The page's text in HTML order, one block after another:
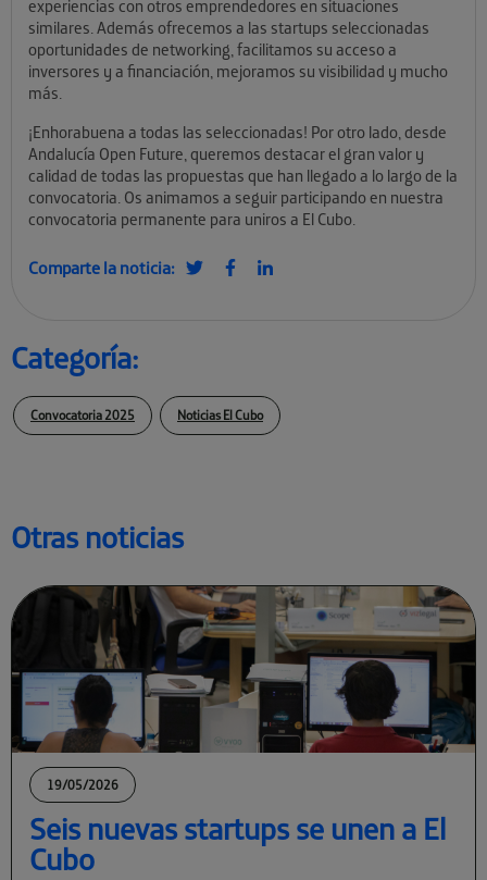
Otras noticias
19/05/2026
Seis nuevas startups se unen a El
Cubo
experiencias con otros emprendedores en situaciones
similares. Además ofrecemos a las startups seleccionadas
oportunidades de networking, facilitamos su acceso a
inversores y a financiación, mejoramos su visibilidad y mucho
más.
¡Enhorabuena a todas las seleccionadas! Por otro lado, desde
Andalucía Open Future, queremos destacar el gran valor y
calidad de todas las propuestas que han llegado a lo largo de la
convocatoria. Os animamos a seguir participando en nuestra
convocatoria permanente para uniros a El Cubo.
Comparte la noticia:
Categoría:
Convocatoria 2025 Noticias El Cubo